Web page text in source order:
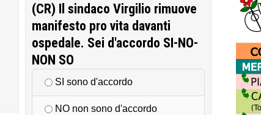
(CR) Il sindaco Virgilio rimuove
manifesto pro vita davanti
ospedale. Sei d'accordo SI-NO-
NON SO
SI sono d'accordo
NO non sono d'accordo